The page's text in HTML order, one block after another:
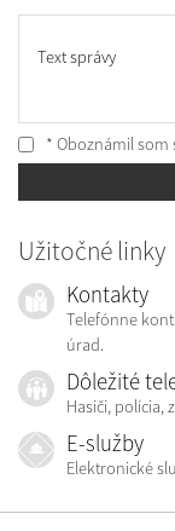
Text správy
* Oboznámil som
Užitočné linky
Kontakty
Telefónne
úrad.
Dôležité
Hasiči, polícia,
E-služby
Elektronické